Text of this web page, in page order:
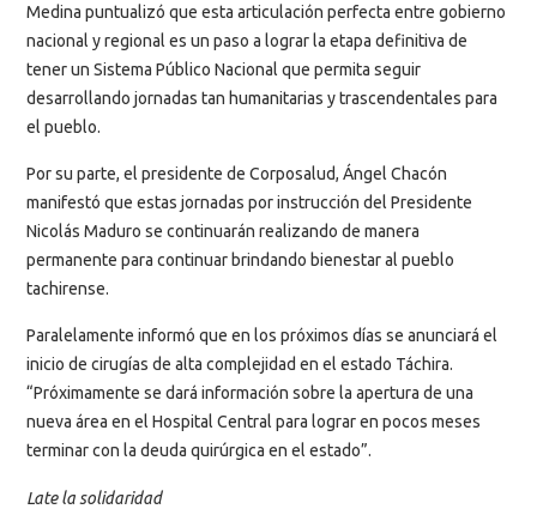
Medina puntualizó que esta articulación perfecta entre gobierno
nacional y regional es un paso a lograr la etapa definitiva de
tener un Sistema Público Nacional que permita seguir
desarrollando jornadas tan humanitarias y trascendentales para
el pueblo.
Por su parte, el presidente de Corposalud, Ángel Chacón
manifestó que estas jornadas por instrucción del Presidente
Nicolás Maduro se continuarán realizando de manera
permanente para continuar brindando bienestar al pueblo
tachirense.
Paralelamente informó que en los próximos días se anunciará el
inicio de cirugías de alta complejidad en el estado Táchira.
“Próximamente se dará información sobre la apertura de una
nueva área en el Hospital Central para lograr en pocos meses
terminar con la deuda quirúrgica en el estado”.
Late la solidaridad